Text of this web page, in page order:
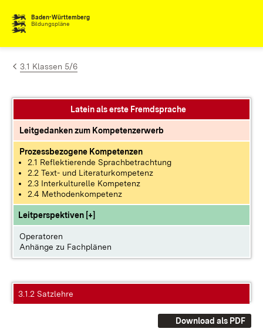
Zum Inhalt springen
Baden-Württemberg
Bildungspläne
3.1 Klassen 5/6
Latein als erste Fremdsprache
Leitgedanken zum Kompetenzerwerb
Prozessbezogene Kompetenzen
2.1 Reflektierende Sprachbetrachtung
2.2 Text- und Literaturkompetenz
2.3 Interkulturelle Kompetenz
2.4 Methodenkompetenz
Leitperspektiven [+]
Operatoren
Anhänge zu Fachplänen
3.1.2 Satzlehre
Download als PDF